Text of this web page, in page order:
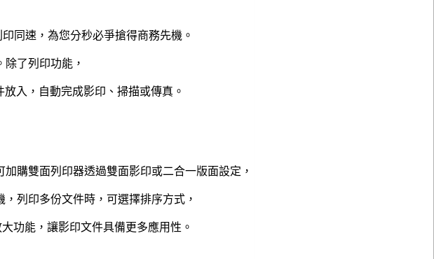
同速，為您分秒必爭搶得商務先機。
了列印功能，
入，自動完成影印、掃描或傳真。
購雙面列印器透過雙面影印或二合一版面設定，
列印多份文件時，可選擇排序方式，
功能，讓影印文件具備更多應用性。